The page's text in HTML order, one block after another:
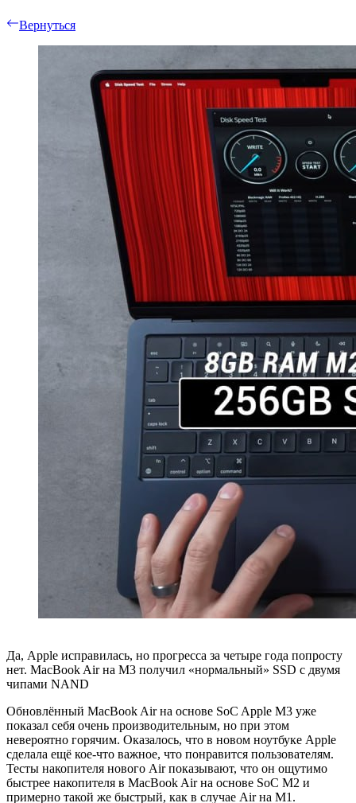
Вернуться
Да, Apple исправилась, но прогресса за четыре года попросту
нет. MacBook Air на M3 получил «нормальный» SSD с двумя
чипами NAND
Обновлённый MacBook Air на основе SoC Apple M3 уже
показал себя очень производительным, но при этом
невероятно горячим. Оказалось, что в новом ноутбуке Apple
сделала ещё кое-что важное, что понравится пользователям.
Тесты накопителя нового Air показывают, что он ощутимо
быстрее накопителя в MacBook Air на основе SoC M2 и
примерно такой же быстрый, как в случае Air на M1.